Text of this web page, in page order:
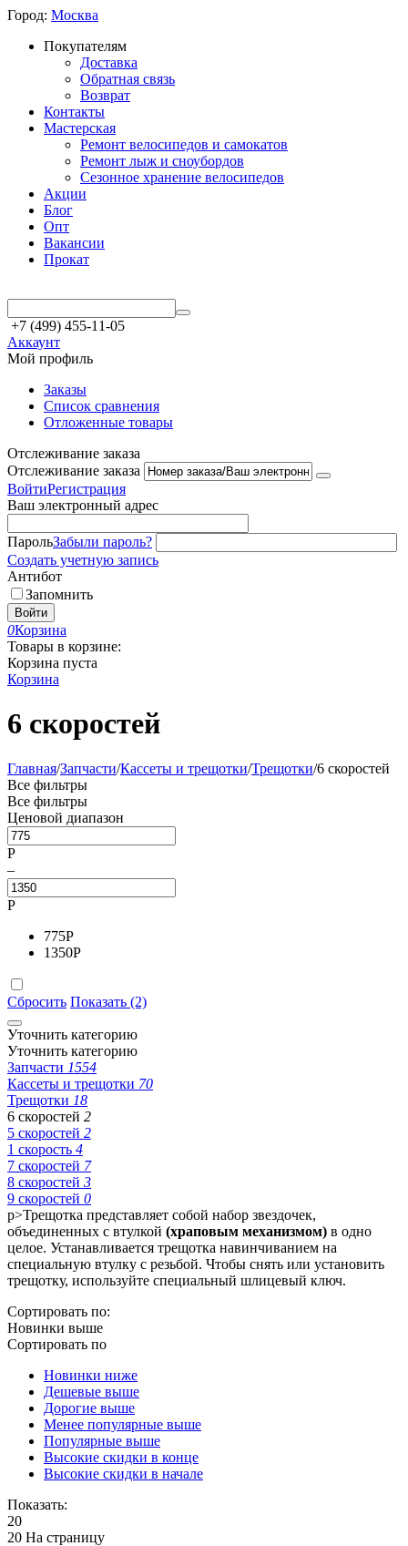
Город: Москва
Покупателям
Доставка
Обратная связь
Возврат
Контакты
Мастерская
Ремонт велосипедов и самокатов
Ремонт лыж и сноубордов
Сезонное хранение велосипедов
Акции
Блог
Опт
Вакансии
Прокат
+7 (499) 455-11-05
Аккаунт
Мой профиль
Заказы
Список сравнения
Отложенные товары
Отслеживание заказа
Отслеживание заказа
ВойтиРегистрация
Ваш электронный адрес
ПарольЗабыли пароль?
Создать учетную запись
Антибот
Запомнить
Войти
0Корзина
Товары в корзине:
Корзина пуста
Корзина
6 скоростей
Главная/Запчасти/Кассеты и трещотки/Трещотки/6 скоростей
Все фильтры
Все фильтры
Ценовой диапазон
Р
–
Р
775Р
1350Р
Сбросить Показать (2)
Уточнить категорию
Уточнить категорию
Запчасти 1554
Кассеты и трещотки 70
Трещотки 18
6 скоростей 2
5 скоростей 2
1 скорость 4
7 скоростей 7
8 скоростей 3
9 скоростей 0
p>Трещотка представляет собой набор звездочек,
объединенных с втулкой (храповым механизмом) в одно
целое. Устанавливается трещотка навинчиванием на
специальную втулку с резьбой. Чтобы снять или установить
трещотку, используйте специальный шлицевый ключ.
Сортировать по:
Новинки выше
Сортировать по
Новинки ниже
Дешевые выше
Дорогие выше
Менее популярные выше
Популярные выше
Высокие скидки в конце
Высокие скидки в начале
Показать:
20
20 На страницу